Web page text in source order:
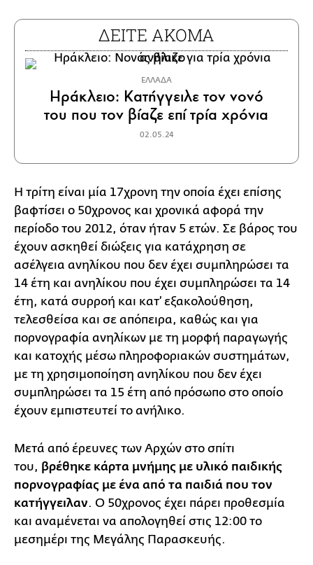
ΔΕΙΤΕ ΑΚΟΜΑ
ΕΛΛΑΔΑ
Ηράκλειο: Κατήγγειλε τον νονό
του που τον βίαζε επί τρία χρόνια
02.05.24
Η τρίτη είναι μία 17χρονη την οποία έχει επίσης
βαφτίσει ο 50χρονος και χρονικά αφορά την
περίοδο του 2012, όταν ήταν 5 ετών. Σε βάρος του
έχουν ασκηθεί διώξεις για κατάχρηση σε
ασέλγεια ανηλίκου που δεν έχει συμπληρώσει τα
14 έτη και ανηλίκου που έχει συμπληρώσει τα 14
έτη, κατά συρροή και κατ’ εξακολούθηση,
τελεσθείσα και σε απόπειρα, καθώς και για
πορνογραφία ανηλίκων με τη μορφή παραγωγής
και κατοχής μέσω πληροφοριακών συστημάτων,
με τη χρησιμοποίηση ανηλίκου που δεν έχει
συμπληρώσει τα 15 έτη από πρόσωπο στο οποίο
έχουν εμπιστευτεί το ανήλικο.
Μετά από έρευνες των Αρχών στο σπίτι
του, βρέθηκε κάρτα μνήμης με υλικό παιδικής
πορνογραφίας με ένα από τα παιδιά που τον
κατήγγειλαν. Ο 50χρονος έχει πάρει προθεσμία
και αναμένεται να απολογηθεί στις 12:00 το
μεσημέρι της Μεγάλης Παρασκευής.